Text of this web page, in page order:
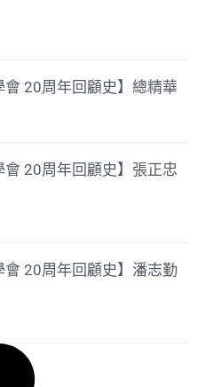
會 20周年回顧史】總精華
會 20周年回顧史】張正忠
會 20周年回顧史】潘志勤